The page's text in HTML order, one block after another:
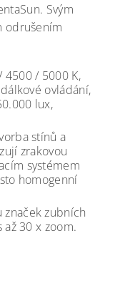
Svým
odrušením
/ 5000 K,
ovládání,
lux,
stínů a
zrakovou
systémem
homogenní
značek zubních
30 x zoom.